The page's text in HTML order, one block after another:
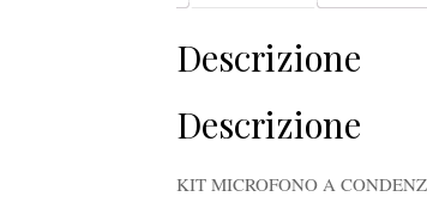
Descrizione
Descrizione
KIT MICROFONO A